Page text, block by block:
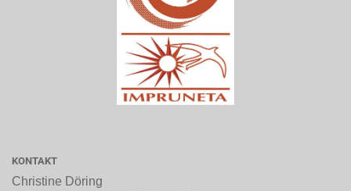
KONTAKT
Christine Döring